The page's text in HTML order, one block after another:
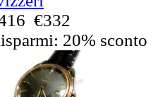
€332
20% sconto